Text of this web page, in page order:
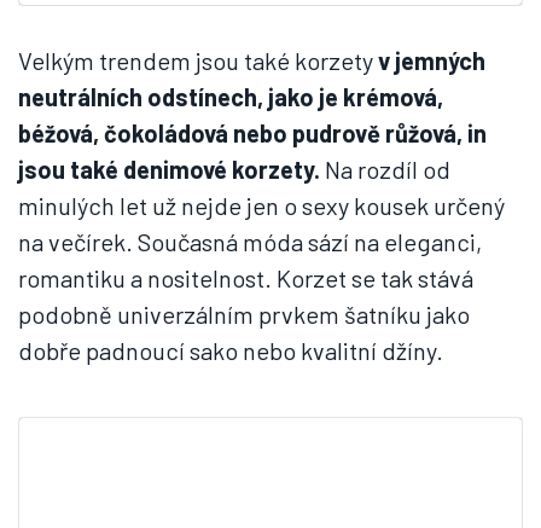
Velkým trendem jsou také korzetyv jemných
neutrálních odstínech, jako je krémová,
béžová, čokoládová nebo pudrově růžová, in
jsou také denimové korzety. Na rozdíl od
minulých let už nejde jen o sexy kousek určený
na večírek. Současná móda sází na eleganci,
romantiku a nositelnost. Korzet se tak stává
podobně univerzálním prvkem šatníku jako
dobře padnoucí sako nebo kvalitní džíny.